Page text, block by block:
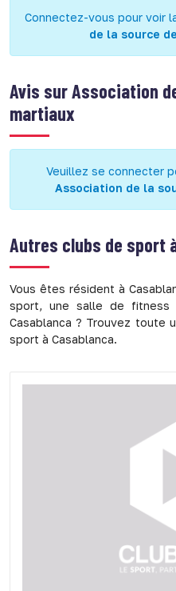
Connectez-vous pour voir
de la source
Avis surAssociation
martiaux
Veuillez se connecter
Association de la
Autres clubs de sport
Vous êtes résident à
sport, une salle de
Casablanca ? Trouvez toute
sport à Casablanca.